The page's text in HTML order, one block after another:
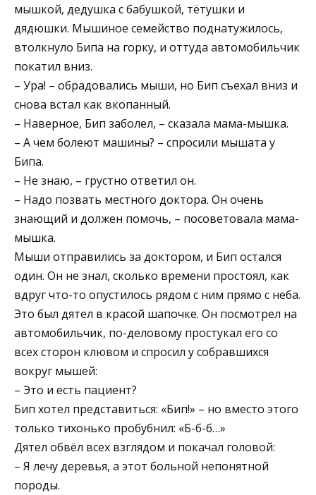
мышкой, дедушка с бабушкой, тётушки и
дядюшки. Мышиное семейство поднатужилось,
втолкнуло Бипа на горку, и оттуда автомобильчик
покатил вниз.
– Ура! – обрадовались мыши, но Бип съехал вниз и
снова встал как вкопанный.
– Наверное, Бип заболел, – сказала мама-мышка.
– А чем болеют машины? – спросили мышата у
Бипа.
– Не знаю, – грустно ответил он.
– Надо позвать местного доктора. Он очень
знающий и должен помочь, – посоветовала мама-
мышка.
Мыши отправились за доктором, и Бип остался
один. Он не знал, сколько времени простоял, как
вдруг что-то опустилось рядом с ним прямо с неба.
Это был дятел в красой шапочке. Он посмотрел на
автомобильчик, по-деловому простукал его со
всех сторон клювом и спросил у собравшихся
вокруг мышей:
– Это и есть пациент?
Бип хотел представиться: «Бип!» – но вместо этого
только тихонько пробубнил: «Б-б-б…»
Дятел обвёл всех взглядом и покачал головой:
– Я лечу деревья, а этот больной непонятной
породы.